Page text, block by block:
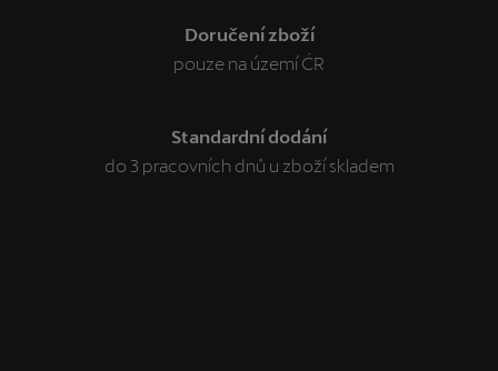
Doručení zboží
pouze na území ČR
Standardní dodání
do 3 pracovních dnů u zboží skladem